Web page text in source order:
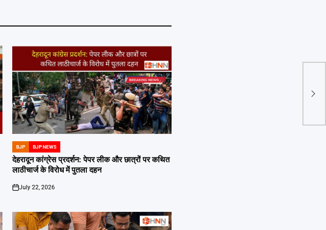
POSTED
IN
BJP BJP NEWS
देहरादून कांग्रेस प्रदर्शन: पेपर लीक और छात्रों पर कथित
लाठीचार्ज के विरोध में पुतला दहन
on
July 22, 2026